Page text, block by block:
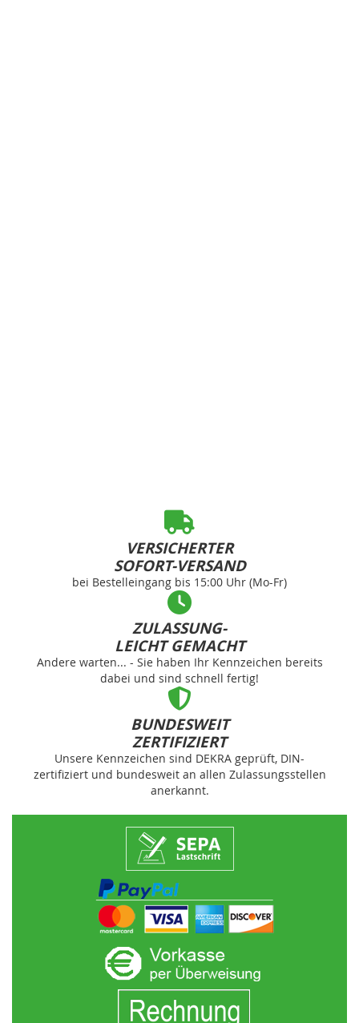
VERSICHERTER
SOFORT-VERSAND
bei Bestelleingang bis 15:00 Uhr (Mo-Fr)
ZULASSUNG-
LEICHT GEMACHT
Andere warten... - Sie haben Ihr Kennzeichen bereits
dabei und sind schnell fertig!
BUNDESWEIT
ZERTIFIZIERT
Unsere Kennzeichen sind DEKRA geprüft, DIN-
zertifiziert und bundesweit an allen Zulassungsstellen
anerkannt.